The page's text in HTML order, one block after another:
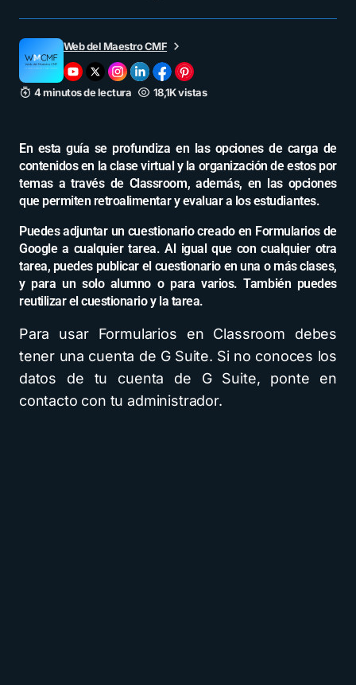
Web del Maestro CMF
4 minutos de lectura 18,1K vistas
En esta guía se profundiza en las opciones de carga de
contenidos en la clase virtual y la organización de estos por
temas a través de Classroom, además, en las opciones
que permiten retroalimentar y evaluar a los estudiantes.
Puedes adjuntar un cuestionario creado en Formularios de
Google a cualquier tarea. Al igual que con cualquier otra
tarea, puedes publicar el cuestionario en una o más clases,
y para un solo alumno o para varios. También puedes
reutilizar el cuestionario y la tarea.
Para usar Formularios en Classroom debes
tener una cuenta de G Suite. Si no conoces los
datos de tu cuenta de G Suite, ponte en
contacto con tu administrador.